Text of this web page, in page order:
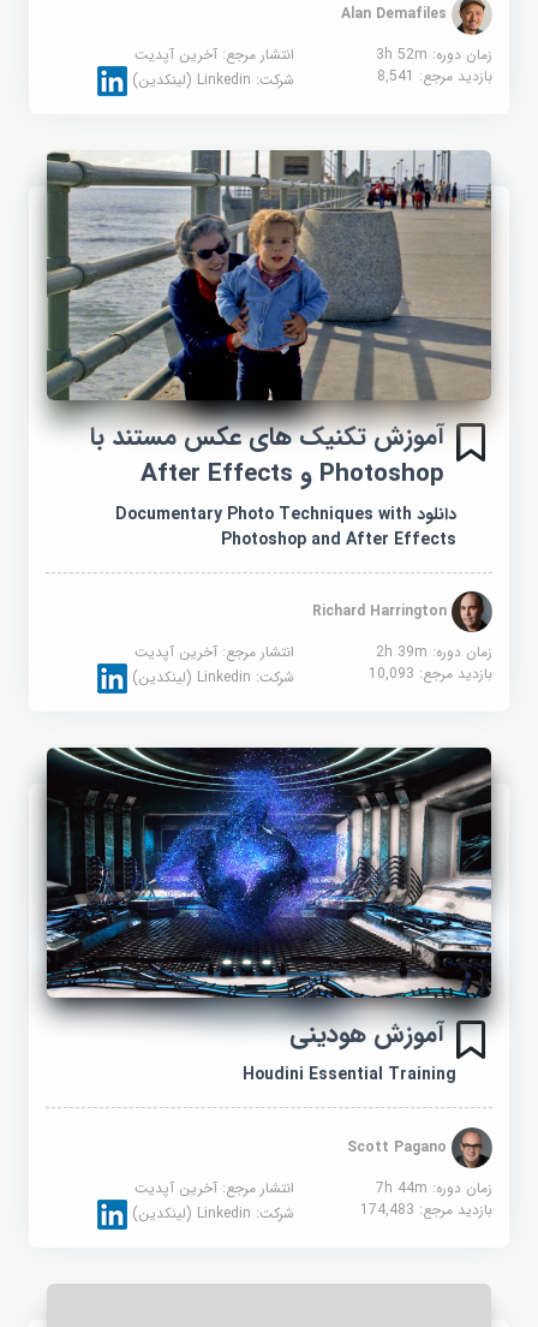
Alan Demafiles
زمان دوره: 3h 52m
انتشار مرجع:آخرین آپدیت
بازدید مرجع:8,541 شرکت:Linkedin (لینکدین)
آموزش تکنیک های عکس مستند با
Photoshop و After Effects
دانلود Documentary Photo Techniques with
Photoshop and After Effects
Richard Harrington
زمان دوره: 2h 39m
انتشار مرجع:آخرین آپدیت
بازدید مرجع:10,093 شرکت:Linkedin (لینکدین)
آموزش هودینی
Houdini Essential Training
Scott Pagano
زمان دوره: 7h 44m
انتشار مرجع:آخرین آپدیت
بازدید مرجع:174,483 شرکت:Linkedin (لینکدین)